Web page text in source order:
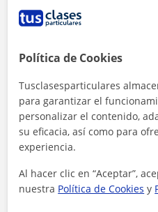
Contacta con Nicolás
Política de Cookies
Tusclasesparticulares
para garantizar el
personalizar el contenido,
su eficacia, así como para
experiencia.
Al hacer clic en “Aceptar”,
nuestra Política de Cookies y